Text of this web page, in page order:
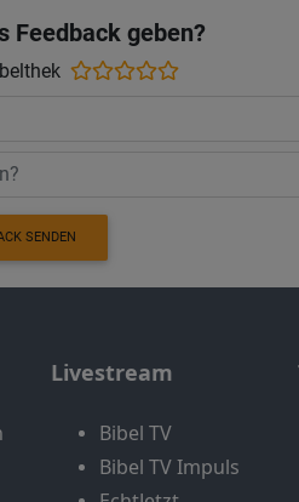
Feedback geben?
SENDEN
Livestream
Bibel TV
Bibel TV Impuls